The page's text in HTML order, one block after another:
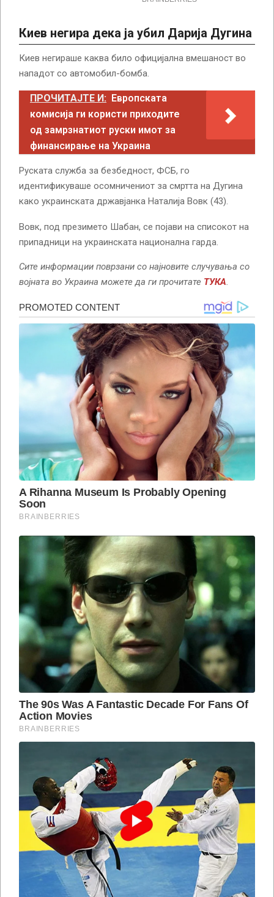
Киев негира дека ја убил Дарија Дугина
Киев негираше каква било официјална вмешаност во
нападот со автомобил-бомба.
ПРОЧИТАЈТЕ И: Европската
комисија ги користи приходите
од замрзнатиот руски имот за
финансирање на Украина
Руската служба за безбедност, ФСБ, го
идентификуваше осомничениот за смртта на Дугина
како украинската државјанка Наталија Вовк (43).
Вовк, под презимето Шабан, се појави на списокот на
припадници на украинската национална гарда.
Сите информации поврзани со најновите случувања со
војната во Украина можете да ги прочитате ТУКА.